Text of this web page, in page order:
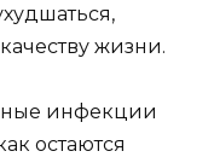
жизни.
инфекции
остаются